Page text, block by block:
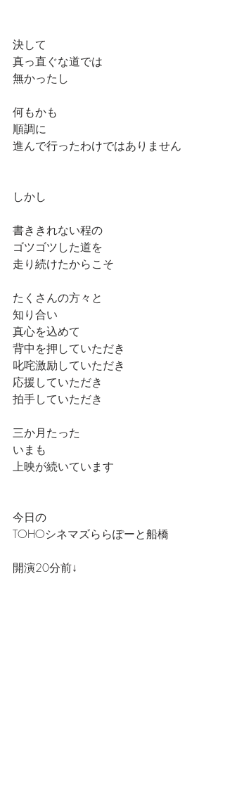
決して
真っ直ぐな道では
無かったし
何もかも
順調に
進んで行ったわけではありません
しかし
書ききれない程の
ゴツゴツした道を
走り続けたからこそ
たくさんの方々と
知り合い
真心を込めて
背中を押していただき
叱咤激励していただき
応援していただき
拍手していただき
三か月たった
いまも
上映が続いています
今日の
TOHOシネマズららぽーと船橋
開演20分前↓